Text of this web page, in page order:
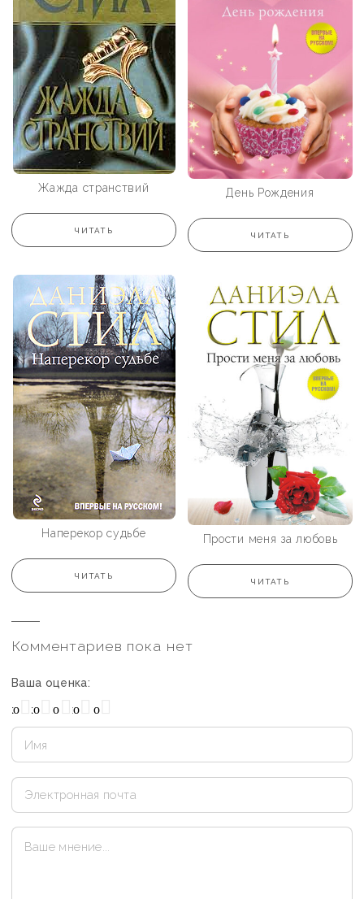
Жажда странствий
ЧИТАТЬ
День Рождения
ЧИТАТЬ
Наперекор судьбе
ЧИТАТЬ
Прости меня за любовь
ЧИТАТЬ
Комментариев пока нет
Ваша оценка:
Отлично
Хорошо
Плохо